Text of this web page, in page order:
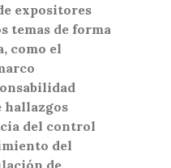
expositores
temas de forma
como el
hallazgos
del control
del
de